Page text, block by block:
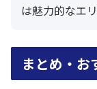
は魅力的なエリ
まとめ・お